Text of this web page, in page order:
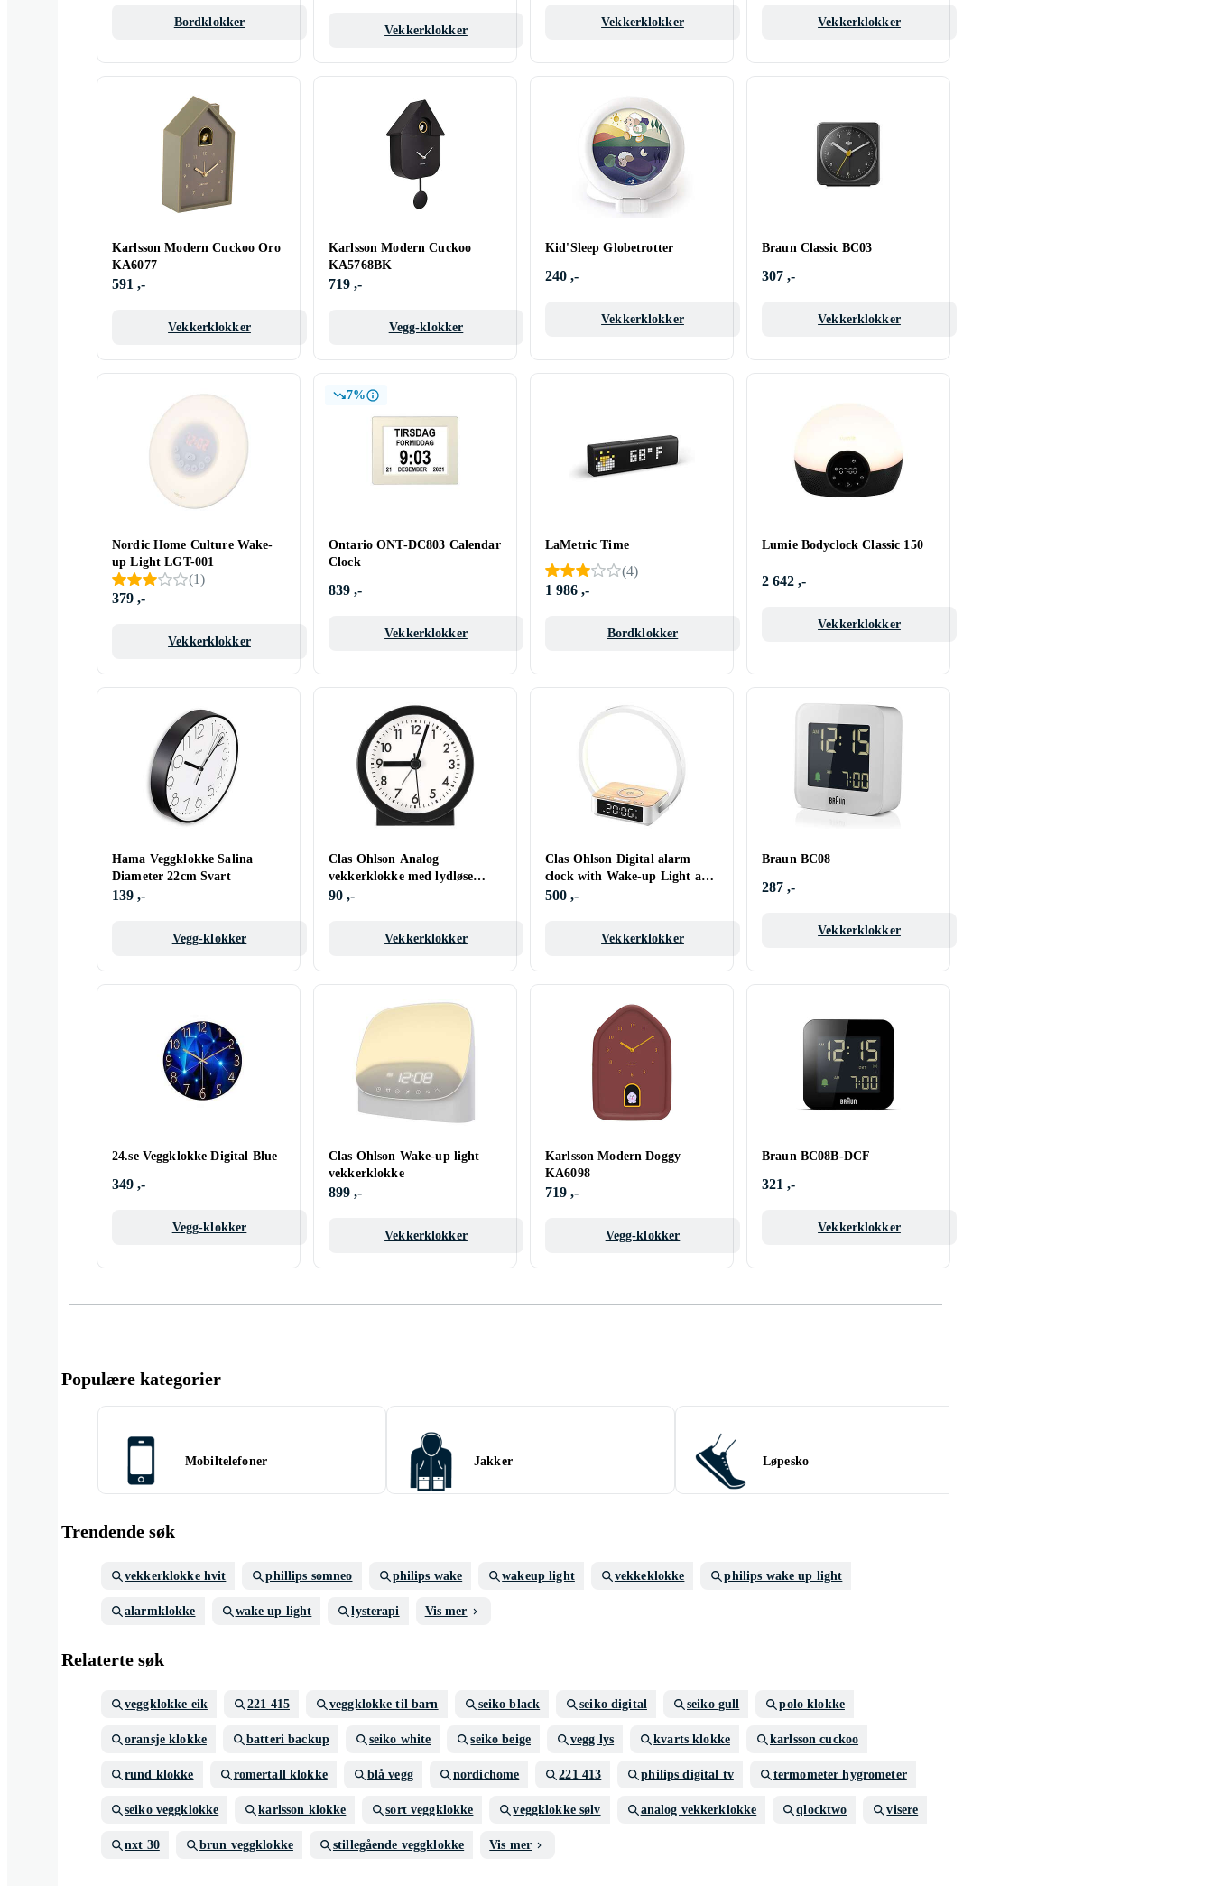
Bordklokker
Vekkerklokker
Vekkerklokker Vekkerklokker
Karlsson Modern Cuckoo Oro
KA6077
591 ,-
Vekkerklokker
Karlsson Modern Cuckoo
KA5768BK
719 ,-
Vegg-klokker
Kid'Sleep Globetrotter
240 ,-
Vekkerklokker
Braun Classic BC03
307 ,-
Vekkerklokker
Nordic Home Culture Wake-
up Light LGT-001
(1)
379 ,-
Vekkerklokker
7%
Ontario ONT-DC803 Calendar
Clock
839 ,-
Vekkerklokker
LaMetric Time
(4)
1 986 ,-
Bordklokker
Lumie Bodyclock Classic 150
2 642 ,-
Vekkerklokker
Hama Veggklokke Salina
Diameter 22cm Svart
139 ,-
Vegg-klokker
Clas Ohlson Analog
vekkerklokke med lydløse
visere, 8,9 cm
90 ,-
Vekkerklokker
Clas Ohlson Digital alarm
clock with Wake-up Light and
Qi
500 ,-
Vekkerklokker
Braun BC08
287 ,-
Vekkerklokker
24.se Veggklokke Digital Blue
349 ,-
Vegg-klokker
Clas Ohlson Wake-up light
vekkerklokke
899 ,-
Vekkerklokker
Karlsson Modern Doggy
KA6098
719 ,-
Vegg-klokker
Braun BC08B-DCF
321 ,-
Vekkerklokker
Populære kategorier
Mobiltelefoner Jakker Løpesko
Trendende søk
vekkerklokke hvit phillips somneo philips wake wakeup light vekkeklokke philips wake up light
alarmklokke wake up light lysterapi Vis mer
Relaterte søk
veggklokke eik 221 415 veggklokke til barn seiko black seiko digital seiko gull polo klokke
oransje klokke batteri backup seiko white seiko beige vegg lys kvarts klokke karlsson cuckoo
rund klokke romertall klokke blå vegg nordichome 221 413 philips digital tv termometer hygrometer
seiko veggklokke karlsson klokke sort veggklokke veggklokke sølv analog vekkerklokke qlocktwo visere
nxt 30 brun veggklokke stillegående veggklokke Vis mer